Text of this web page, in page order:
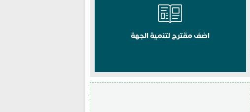
اضف مقترح لتنمية الجهة